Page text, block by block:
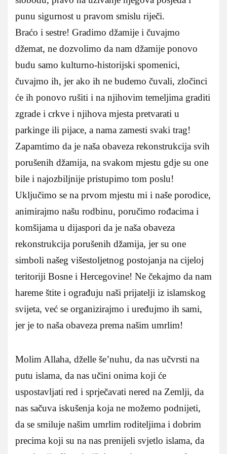
punu sigurnost u pravom smislu riječi.
Braćo i sestre! Gradimo džamije i čuvajmo
džemat, ne dozvolimo da nam džamije ponovo
budu samo kulturno-historijski spomenici,
čuvajmo ih, jer ako ih ne budemo čuvali, zločinci
će ih ponovo rušiti i na njihovim temeljima graditi
zgrade i crkve i njihova mjesta pretvarati u
parkinge ili pijace, a nama zamesti svaki trag!
Zapamtimo da je naša obaveza rekonstrukcija svih
porušenih džamija, na svakom mjestu gdje su one
bile i najozbiljnije pristupimo tom poslu!
Uključimo se na prvom mjestu mi i naše porodice,
animirajmo našu rodbinu, poručimo rođacima i
komšijama u dijaspori da je naša obaveza
rekonstrukcija porušenih džamija, jer su one
simboli našeg višestoljetnog postojanja na cijeloj
teritoriji Bosne i Hercegovine! Ne čekajmo da nam
hareme štite i ograđuju naši prijatelji iz islamskog
svijeta, već se organizirajmo i uređujmo ih sami,
jer je to naša obaveza prema našim umrlim!
Molim Allaha, dželle še’nuhu, da nas učvrsti na
putu islama, da nas učini onima koji će
uspostavljati red i sprječavati nered na Zemlji, da
nas sačuva iskušenja koja ne možemo podnijeti,
da se smiluje našim umrlim roditeljima i dobrim
precima koji su na nas prenijeli svjetlo islama, da